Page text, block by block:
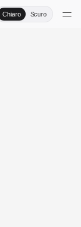
Chiaro Scuro